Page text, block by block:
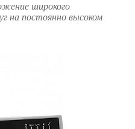
широкого
на постоянно высоком